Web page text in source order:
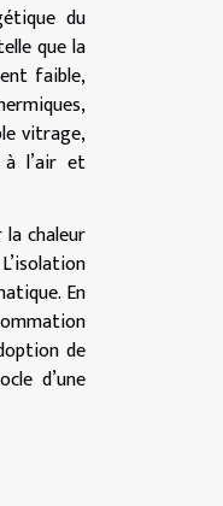
du
que la
faible,
vitrage,
à l’air et
chaleur
En
de
d’une